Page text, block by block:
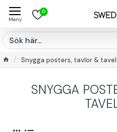
0
Snygga posters, tavlor &
SNYGGA